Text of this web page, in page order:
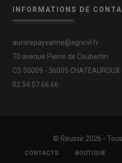
INFORMATIONS DE
aurorepaysanne@agricvl.fr
70 avenue Pierre de Coubertin
CS 50009 - 36005 CHATEAUROUX
02.54.07.66.66
© Réussir 2026 -
FOOTER
COPYRIGHT
CONTACTS BOUTIQUE